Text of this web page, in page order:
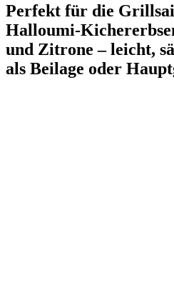
Perfekt für die
Halloumi-
und Zitrone – leicht,
als Beilage oder